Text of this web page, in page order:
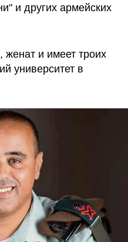
и других армейских
и имеет троих
университет в